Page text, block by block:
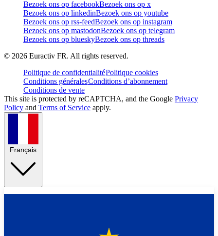
Bezoek ons op facebookBezoek ons op x
Bezoek ons op linkedinBezoek ons op youtube
Bezoek ons op rss-feedBezoek ons op instagram
Bezoek ons op mastodonBezoek ons op telegram
Bezoek ons op blueskyBezoek ons op threads
© 2026 Euractiv FR. All rights reserved.
Politique de confidentialitéPolitique cookies
Conditions généralesConditions d’abonnement
Conditions de vente
This site is protected by reCAPTCHA, and the Google Privacy
Policy and Terms of Service apply.
Français